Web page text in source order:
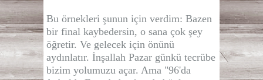
Bu örnekleri şunun için verdim: Bazen
bir final kaybedersin, o sana çok şey
öğretir. Ve gelecek için önünü
aydınlatır. İnşallah Pazar günkü tecrübe
bizim yolumuzu açar. Ama "96'da